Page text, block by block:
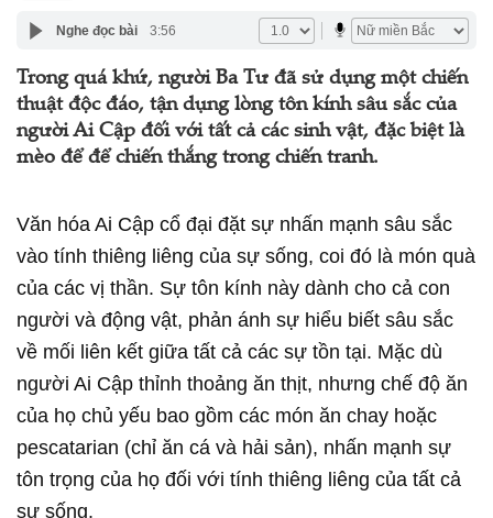
Nghe đọc bài 3:56
Trong quá khứ, người Ba Tư đã sử dụng một chiến
thuật độc đáo, tận dụng lòng tôn kính sâu sắc của
người Ai Cập đối với tất cả các sinh vật, đặc biệt là
mèo để để chiến thắng trong chiến tranh.
Văn hóa Ai Cập cổ đại đặt sự nhấn mạnh sâu sắc
vào tính thiêng liêng của sự sống, coi đó là món quà
của các vị thần. Sự tôn kính này dành cho cả con
người và động vật, phản ánh sự hiểu biết sâu sắc
về mối liên kết giữa tất cả các sự tồn tại. Mặc dù
người Ai Cập thỉnh thoảng ăn thịt, nhưng chế độ ăn
của họ chủ yếu bao gồm các món ăn chay hoặc
pescatarian (chỉ ăn cá và hải sản), nhấn mạnh sự
tôn trọng của họ đối với tính thiêng liêng của tất cả
sự sống.